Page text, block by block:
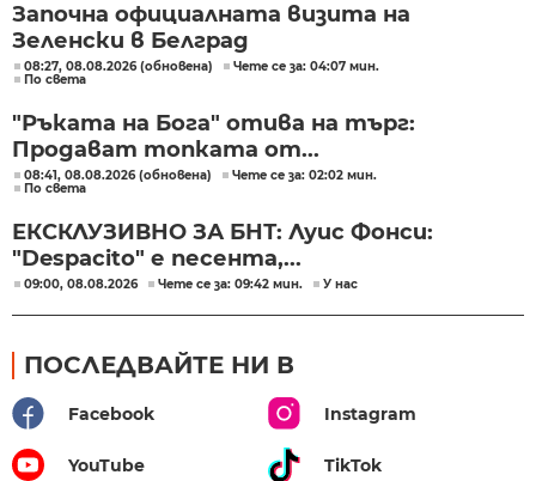
Започна официалната визита на
Зеленски в Белград
08:27, 08.08.2026 (обновена)
Чете се за: 04:07 мин.
По света
"Ръката на Бога" отива на търг:
Продават топката от...
08:41, 08.08.2026 (обновена)
Чете се за: 02:02 мин.
По света
ЕКСКЛУЗИВНО ЗА БНТ: Луис Фонси:
"Despacito" е песента,...
09:00, 08.08.2026 Чете се за: 09:42 мин. У нас
ПОСЛЕДВАЙТЕ НИ В
Facebook Instagram
YouTube TikTok